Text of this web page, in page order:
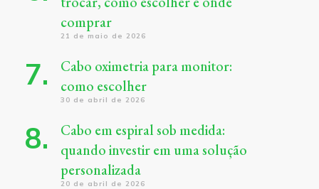
comprar
21 de maio de 2026
Cabo oximetria para monitor:
como escolher
30 de abril de 2026
Cabo em espiral sob medida:
quando investir em uma solução
personalizada
20 de abril de 2026